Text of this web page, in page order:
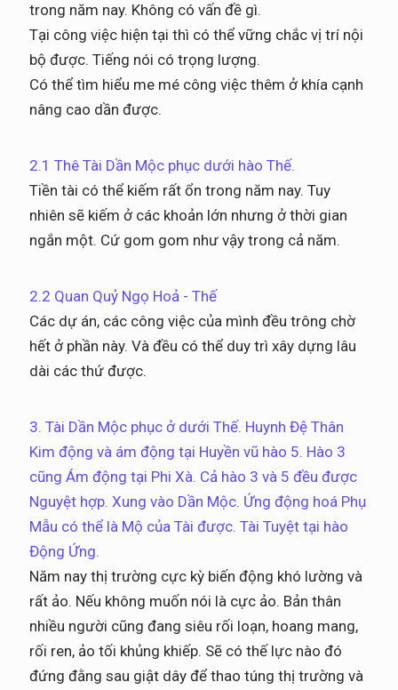
trong năm nay. Không có vấn đề gì.
Tại công việc hiện tại thì có thể vững chắc vị trí nội
bộ được. Tiếng nói có trọng lượng.
Có thể tìm hiểu me mé công việc thêm ở khía cạnh
nâng cao dần được.
2.1 Thê Tài Dần Mộc phục dưới hào Thế.
Tiền tài có thể kiếm rất ổn trong năm nay. Tuy
nhiên sẽ kiếm ở các khoản lớn nhưng ở thời gian
ngắn một. Cứ gom gom như vậy trong cả năm.
2.2 Quan Quỷ Ngọ Hoả - Thế
Các dự án, các công việc của mình đều trông chờ
hết ở phần này. Và đều có thể duy trì xây dựng lâu
dài các thứ được.
3. Tài Dần Mộc phục ở dưới Thế. Huynh Đệ Thân
Kim động và ám động tại Huyền vũ hào 5. Hào 3
cũng Ám động tại Phi Xà. Cả hào 3 và 5 đều được
Nguyệt hợp. Xung vào Dần Mộc. Ứng động hoá Phụ
Mẫu có thể là Mộ của Tài được. Tài Tuyệt tại hào
Động Ứng.
Năm nay thị trường cực kỳ biến động khó lường và
rất ảo. Nếu không muốn nói là cực ảo. Bản thân
nhiều người cũng đang siêu rối loạn, hoang mang,
rối ren, ảo tối khủng khiếp. Sẽ có thế lực nào đó
đứng đằng sau giật dây để thao túng thị trường và